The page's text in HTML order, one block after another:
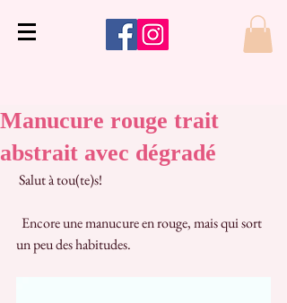
Manucure rouge trait
abstrait avec dégradé
Salut à tou(te)s!
un peu des habitudes.